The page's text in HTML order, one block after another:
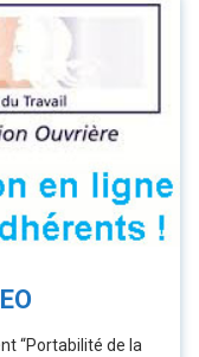
“Portabilité de la